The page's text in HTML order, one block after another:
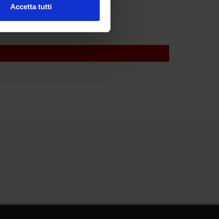
Accetta tutti